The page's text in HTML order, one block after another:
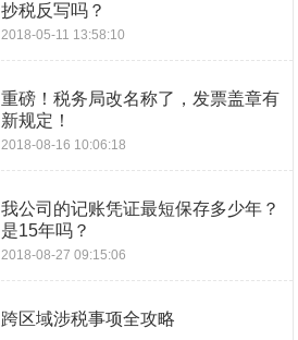
抄税反写吗？
2018-05-11 13:58:10
重磅！税务局改名称了，发票盖章有
新规定！
2018-08-16 10:06:18
我公司的记账凭证最短保存多少年？
是15年吗？
2018-08-27 09:15:06
跨区域涉税事项全攻略